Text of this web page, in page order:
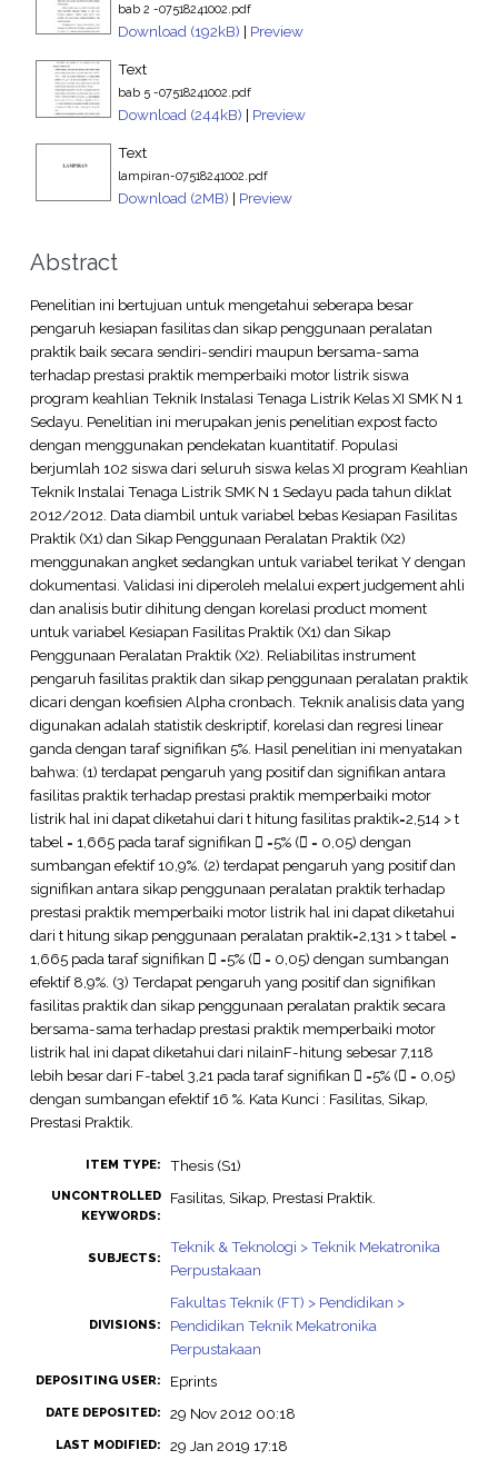
bab 2 -07518241002.pdf
Download (192kB) | Preview
Text
bab 5 -07518241002.pdf
Download (244kB) | Preview
Text
lampiran-07518241002.pdf
Download (2MB) | Preview
Abstract
Penelitian ini bertujuan untuk mengetahui seberapa besar
pengaruh kesiapan fasilitas dan sikap penggunaan peralatan
praktik baik secara sendiri-sendiri maupun bersama-sama
terhadap prestasi praktik memperbaiki motor listrik siswa
program keahlian Teknik Instalasi Tenaga Listrik Kelas XI SMK N 1
Sedayu. Penelitian ini merupakan jenis penelitian expost facto
dengan menggunakan pendekatan kuantitatif. Populasi
berjumlah 102 siswa dari seluruh siswa kelas XI program Keahlian
Teknik Instalai Tenaga Listrik SMK N 1 Sedayu pada tahun diklat
2012/2012. Data diambil untuk variabel bebas Kesiapan Fasilitas
Praktik (X1) dan Sikap Penggunaan Peralatan Praktik (X2)
menggunakan angket sedangkan untuk variabel terikat Y dengan
dokumentasi. Validasi ini diperoleh melalui expert judgement ahli
dan analisis butir dihitung dengan korelasi product moment
untuk variabel Kesiapan Fasilitas Praktik (X1) dan Sikap
Penggunaan Peralatan Praktik (X2). Reliabilitas instrument
pengaruh fasilitas praktik dan sikap penggunaan peralatan praktik
dicari dengan koefisien Alpha cronbach. Teknik analisis data yang
digunakan adalah statistik deskriptif, korelasi dan regresi linear
ganda dengan taraf signifikan 5%. Hasil penelitian ini menyatakan
bahwa: (1) terdapat pengaruh yang positif dan signifikan antara
fasilitas praktik terhadap prestasi praktik memperbaiki motor
listrik hal ini dapat diketahui dari t hitung fasilitas praktik=2,514 > t
tabel = 1,665 pada taraf signifikan  =5% ( = 0,05) dengan
sumbangan efektif 10,9%. (2) terdapat pengaruh yang positif dan
signifikan antara sikap penggunaan peralatan praktik terhadap
prestasi praktik memperbaiki motor listrik hal ini dapat diketahui
dari t hitung sikap penggunaan peralatan praktik=2,131 > t tabel =
1,665 pada taraf signifikan  =5% ( = 0,05) dengan sumbangan
efektif 8,9%. (3) Terdapat pengaruh yang positif dan signifikan
fasilitas praktik dan sikap penggunaan peralatan praktik secara
bersama-sama terhadap prestasi praktik memperbaiki motor
listrik hal ini dapat diketahui dari nilainF-hitung sebesar 7,118
lebih besar dari F-tabel 3,21 pada taraf signifikan  =5% ( = 0,05)
dengan sumbangan efektif 16 %. Kata Kunci : Fasilitas, Sikap,
Prestasi Praktik.
ITEM TYPE: Thesis (S1)
UNCONTROLLED
KEYWORDS:
Fasilitas, Sikap, Prestasi Praktik.
SUBJECTS:
Teknik & Teknologi > Teknik Mekatronika
Perpustakaan
DIVISIONS:
Fakultas Teknik (FT) > Pendidikan >
Pendidikan Teknik Mekatronika
Perpustakaan
DEPOSITING USER: Eprints
DATE DEPOSITED: 29 Nov 2012 00:18
LAST MODIFIED:
29 Jan 2019 17:18